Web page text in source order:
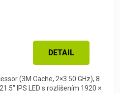
DETAIL
(3M Cache, 2×3.50 GHz), 8
IPS LED s rozlišením 1920 ×